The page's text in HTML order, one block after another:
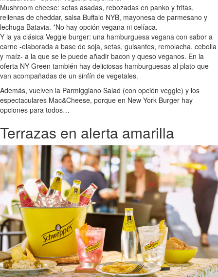
Mushroom cheese: setas asadas, rebozadas en panko y fritas,
rellenas de cheddar, salsa Buffalo NYB, mayonesa de parmesano y
lechuga Batavia. *No hay opción vegana ni celíaca.
Y la ya clásica Veggie burger: una hamburguesa vegana con sabor a
carne -elaborada a base de soja, setas, guisantes, remolacha, cebolla
y maíz- a la que se le puede añadir bacon y queso veganos. En la
oferta NY Green también hay deliciosas hamburguesas al plato que
van acompañadas de un sinfín de vegetales.
Además, vuelven la Parmiggiano Salad (con opción veggie) y los
espectaculares Mac&Cheese, porque en New York Burger hay
opciones para todos…
Terrazas en alerta amarilla